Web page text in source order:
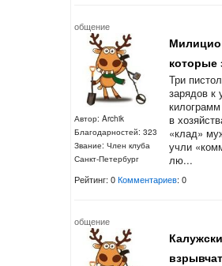
общение
Автор: Archik
Благодарностей: 323
Звание: Член клуба
Санкт-Петербург
которые
Три
зарядов к
в
«клад»
учли
лю...
Рейтинг: 0Комментариев: 0
общение